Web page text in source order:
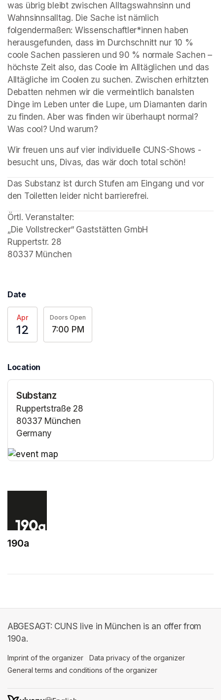
was übrig bleibt zwischen Alltagswahnsinn und
Wahnsinnsalltag. Die Sache ist nämlich
folgendermaßen: Wissenschaftler*innen haben
herausgefunden, dass im Durchschnitt nur 10 %
coole Sachen passieren und 90 % normale Sachen –
höchste Zeit also, das Coole im Alltäglichen und das
Alltägliche im Coolen zu suchen. Zwischen erhitzten
Debatten nehmen wir die vermeintlich banalsten
Dinge im Leben unter die Lupe, um Diamanten darin
zu finden. Aber was finden wir überhaupt normal?
Was cool? Und warum?
Wir freuen uns auf vier individuelle CUNS-Shows -
besucht uns, Divas, das wär doch total schön!
Das Substanz ist durch Stufen am Eingang und vor
den Toiletten leider nicht barrierefrei.
Örtl. Veranstalter:
„Die Vollstrecker“ Gaststätten GmbH
Ruppertstr. 28
80337 München
Date
Apr
12
Doors Open
7:00 PM
Location
Substanz
Ruppertstraße 28
80337 München
Germany
190a
ABGESAGT: CUNS live in München is an offer from
190a.
Imprint of the organizer (opens in a new tab)
Data privacy of the organizer
General terms and conditions of the organizer